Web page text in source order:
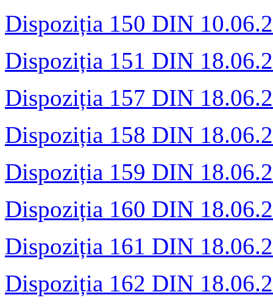
Dispoziția 150 DIN
Dispoziția 151 DIN
Dispoziția 157 DIN
Dispoziția 158 DIN
Dispoziția 159 DIN
Dispoziția 160 DIN
Dispoziția 161 DIN
Dispoziția 162 DIN